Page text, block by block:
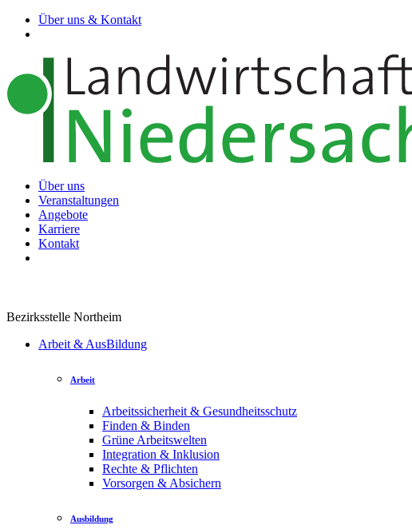
Über uns & Kontakt
Über uns
Veranstaltungen
Angebote
Karriere
Kontakt
Bezirksstelle Northeim
Arbeit & AusBildung
Arbeit
Arbeitssicherheit & Gesundheitsschutz
Finden & Binden
Grüne Arbeitswelten
Integration & Inklusion
Rechte & Pflichten
Vorsorgen & Absichern
Ausbildung